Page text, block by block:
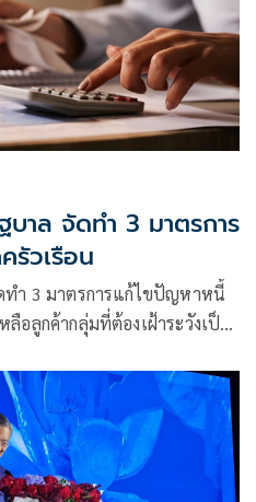
บาล จัดทำ 3 มาตรการ
รัวเรือน
ทำ 3 มาตรการแก้ไขปัญหาหนี้
อลูกค้ากลุ่มที่ต้องเฝ้าระวังเป็น